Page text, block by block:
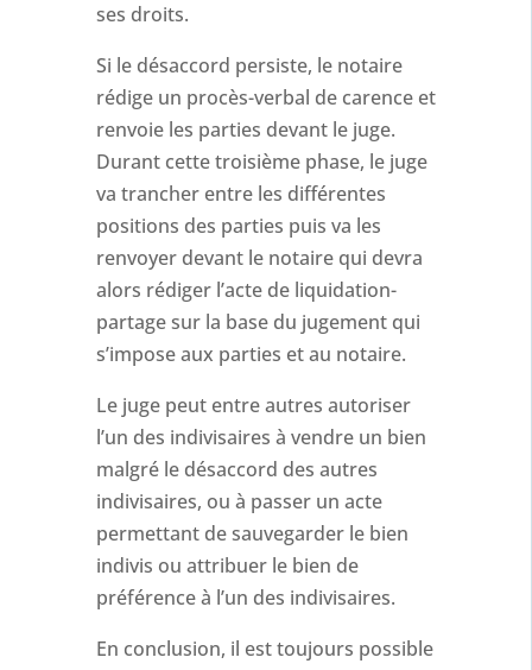
ses droits.
Si le désaccord persiste, le notaire
rédige un procès-verbal de carence et
renvoie les parties devant le juge.
Durant cette troisième phase, le juge
va trancher entre les différentes
positions des parties puis va les
renvoyer devant le notaire qui devra
alors rédiger l’acte de liquidation-
partage sur la base du jugement qui
s’impose aux parties et au notaire.
Le juge peut entre autres autoriser
l’un des indivisaires à vendre un bien
malgré le désaccord des autres
indivisaires, ou à passer un acte
permettant de sauvegarder le bien
indivis ou attribuer le bien de
préférence à l’un des indivisaires.
En conclusion, il est toujours possible